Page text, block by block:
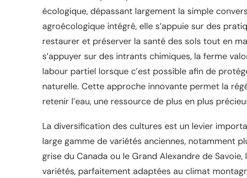
écologique, dépassant largement la simple
agroécologique intégré, elle s’appuie sur des
restaurer et préserver la santé des sols tout en
s’appuyer sur des intrants chimiques, la ferme
labour partiel lorsque c’est possible afin de
naturelle. Cette approche innovante permet la
retenir l’eau, une ressource de plus en plus
La diversification des cultures est un levier
large gamme de variétés anciennes, notamment
grise du Canada ou le Grand Alexandre de
variétés, parfaitement adaptées au climat